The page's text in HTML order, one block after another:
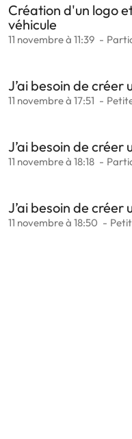
Création d'un logo
véhicule
11 novembre à 11:39
J’ai besoin de créer
11 novembre à 17:51
J’ai besoin de créer
11 novembre à 18:18
J’ai besoin de créer
11 novembre à 18:50